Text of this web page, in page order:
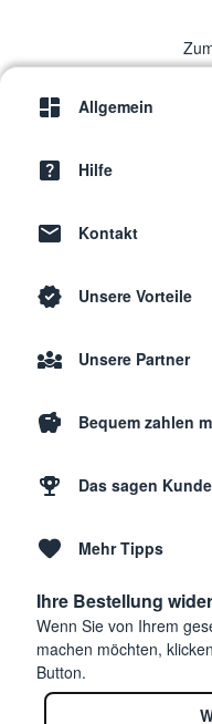
Allgemein
Hilfe
Kontakt
Unsere Vorteile
Unsere Partner
Bequem zahlen
Das sagen
Mehr Tipps
Ihre Bestellung
Wenn Sie von Ihrem
machen möchten,
Button.